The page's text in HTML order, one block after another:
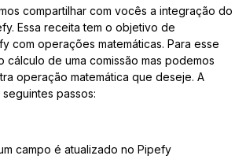
compartilhar com vocês a integração do
Essa receita tem o objetivo de
com operações matemáticas. Para esse
cálculo de uma comissão mas podemos
operação matemática que deseje. A
passos:
campo é atualizado no Pipefy